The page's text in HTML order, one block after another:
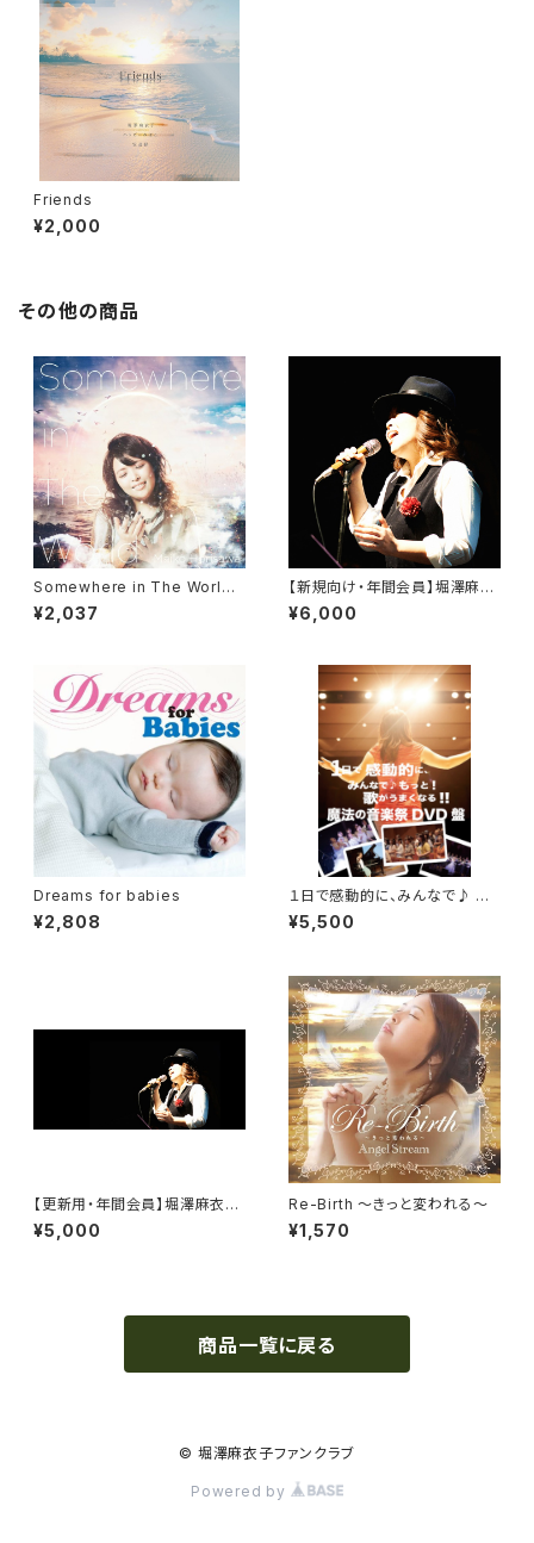
Friends
¥2,000
その他の商品
Somewhere in The World
[CD]
¥2,037
【新規向け・年間会員】堀澤麻衣
子ファンクラブ「MAIKO Muse
um」
¥6,000
Dreams for babies
¥2,808
１日で感動的に、みんなで♪ も
っと！歌がうまくなる！！魔法の音
楽祭 ＤＶＤ
¥5,500
【更新用・年間会員】堀澤麻衣子
ファンクラブ 「MAIKO museu
m」
¥5,000
Re-Birth 〜きっと変われる〜
¥1,570
商品一覧に戻る
© 堀澤麻衣子ファンクラブ
Powered by